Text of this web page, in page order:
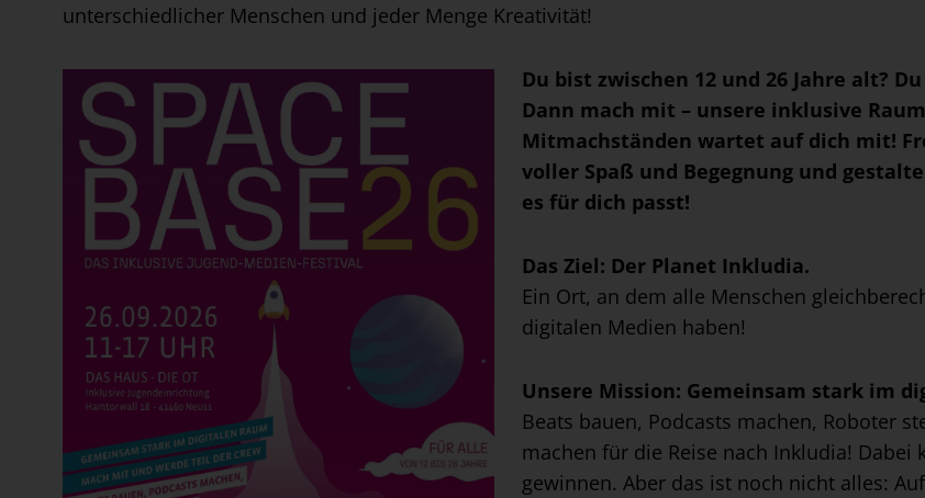
unterschiedlicher Menschen und jeder Menge Kreativität!
Du bist zwischen 12 und 26 Jahre alt?
Dann mach mit – unsere inklusive
Mitmachständen wartet auf dich mit!
voller Spaß und Begegnung und
es für dich passt!
Das Ziel: Der Planet Inkludia.
Ein Ort, an dem alle Menschen
digitalen Medien haben!
Unsere Mission: Gemeinsam stark im
Beats bauen, Podcasts machen, Roboter
machen für die Reise nach Inkludia!
gewinnen. Aber das ist noch nicht alles: